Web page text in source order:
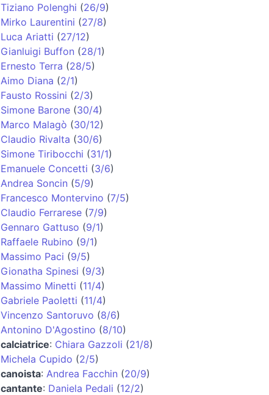
Tiziano Polenghi (26/9)
Mirko Laurentini (27/8)
Luca Ariatti (27/12)
Gianluigi Buffon (28/1)
Ernesto Terra (28/5)
Aimo Diana (2/1)
Fausto Rossini (2/3)
Simone Barone(30/4)
Marco Malagò (30/12)
Claudio Rivalta (30/6)
Simone Tiribocchi (31/1)
Emanuele Concetti (3/6)
Andrea Soncin (5/9)
Francesco Montervino (7/5)
Claudio Ferrarese(7/9)
Gennaro Gattuso (9/1)
Raffaele Rubino (9/1)
Massimo Paci (9/5)
Gionatha Spinesi (9/3)
Massimo Minetti (11/4)
Gabriele Paoletti (11/4)
Vincenzo Santoruvo (8/6)
Antonino D'Agostino (8/10)
calciatrice: Chiara Gazzoli (21/8)
Michela Cupido (2/5)
canoista: Andrea Facchin (20/9)
cantante: Daniela Pedali (12/2)